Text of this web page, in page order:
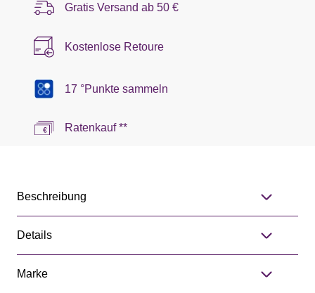
Gratis Versand ab 50 €
Kostenlose Retoure
17 °Punkte sammeln
Ratenkauf **
Beschreibung
Details
Marke